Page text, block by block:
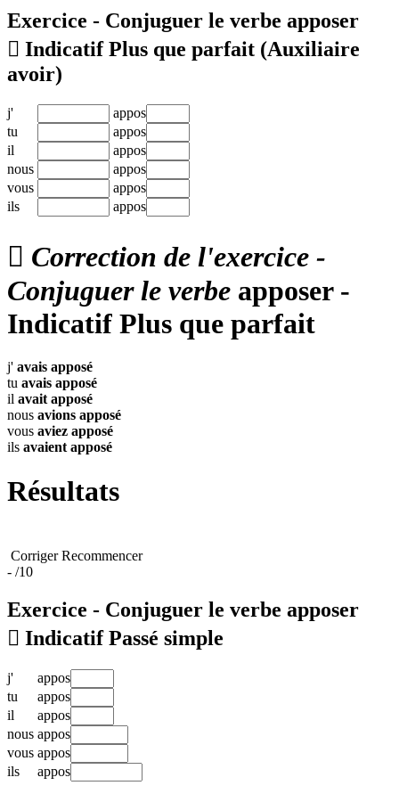
Exercice - Conjuguer le verbe apposer
 Indicatif Plus que parfait (Auxiliaire
avoir)
j'
appos
tu
appos
il
appos
nous
appos
vous
appos
ils
appos
 Correction de l'exercice -
Conjuguer le verbe apposer -
Indicatif Plus que parfait
j' avais apposé
tu avais apposé
il avait apposé
nous avions apposé
vous aviez apposé
ils avaient apposé
Résultats
CorrigerRecommencer
- /10
Exercice - Conjuguer le verbe apposer
 Indicatif Passé simple
j'
appos
tu
appos
il
appos
nous appos
vous appos
ils
appos